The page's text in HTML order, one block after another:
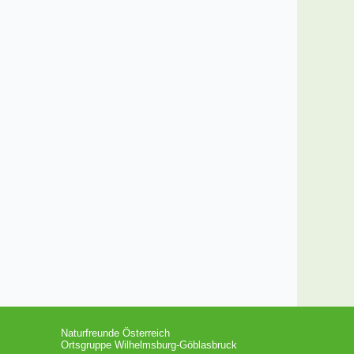
Naturfreunde Österreich
Ortsgruppe Wilhelmsburg-Göblasbruck